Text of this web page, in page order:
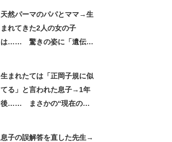
天然パーマのパパとママ→生
まれてきた2人の女の子
は…… 驚きの姿に「遺伝っ
生まれたては「正岡子規に似
てる」と言われた息子→1年
後…… まさかの“現在の
息子の誤解答を直した先生→